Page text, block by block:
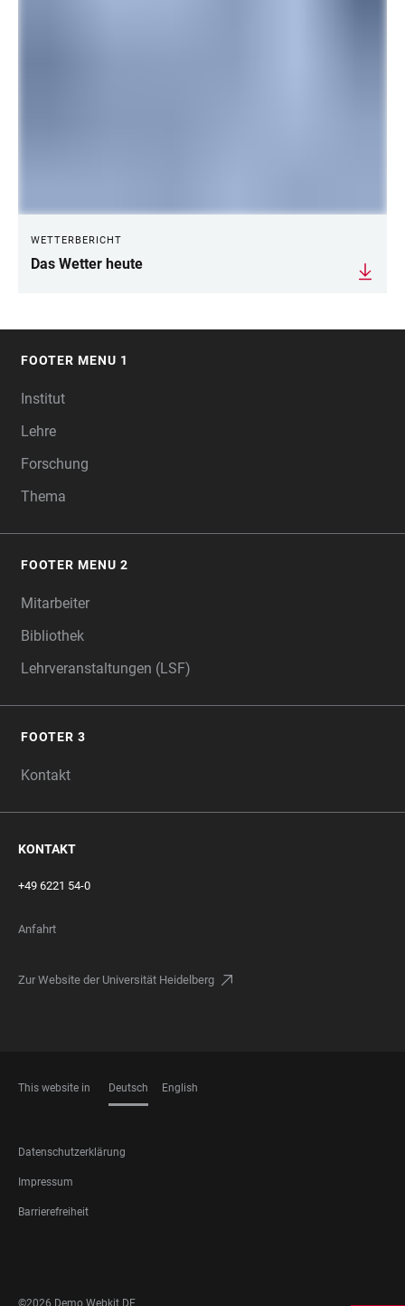
WETTERBERICHT
Das Wetter heute
FOOTER MENU 1
Institut
Lehre
Forschung
Thema
FOOTER MENU 2
Mitarbeiter
Bibliothek
Lehrveranstaltungen (LSF)
FOOTER 3
Kontakt
KONTAKT
+49 6221 54-0
Anfahrt
Zur Website der Universität Heidelberg
This website in Deutsch English
FOOTER
LEGAL
Datenschutzerklärung
Impressum
Barrierefreiheit
MEDIA
©2026 Demo Webkit DE